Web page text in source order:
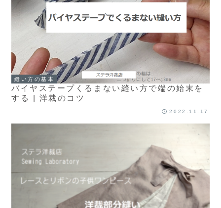
縫い方の基本
バイヤステープくるまない縫い方で端の始末を
する | 洋裁のコツ
2022.11.17